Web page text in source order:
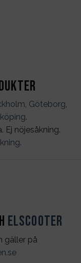
, Göteborg,
.
Ej nöjesåkning.
.
Elscooter
gäller på